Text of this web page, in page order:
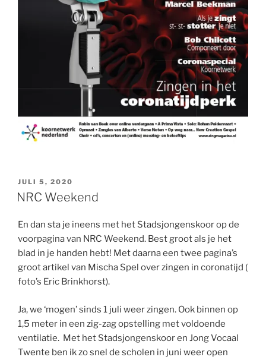
GEPLAATST
OP
JULI 5, 2020
NRC Weekend
En dan sta je ineens met het Stadsjongenskoor op de
voorpagina van NRC Weekend. Best groot als je het
blad in je handen hebt! Met daarna een twee pagina’s
groot artikel van Mischa Spel over zingen in coronatijd (
foto’s Eric Brinkhorst).
Ja, we ‘mogen’ sinds 1 juli weer zingen. Ook binnen op
1,5 meter in een zig-zag opstelling met voldoende
ventilatie. Met het Stadsjongenskoor en Jong Vocaal
Twente ben ik zo snel de scholen in juni weer open